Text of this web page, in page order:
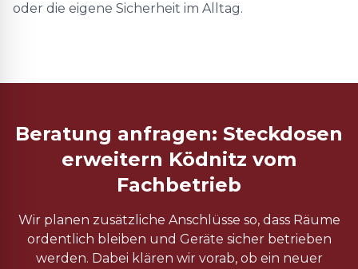
oder die eigene Sicherheit im Alltag.
Beratung anfragen: Steckdosen
erweitern Ködnitz vom
Fachbetrieb
Wir planen zusätzliche Anschlüsse so, dass Räume
ordentlich bleiben und Geräte sicher betrieben
werden. Dabei klären wir vorab, ob ein neuer